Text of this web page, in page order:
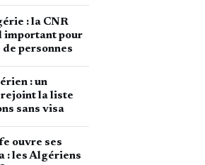
: la CNR
important pour
personnes
: un
rejoint la liste
sans visa
ouvre ses
: les Algériens